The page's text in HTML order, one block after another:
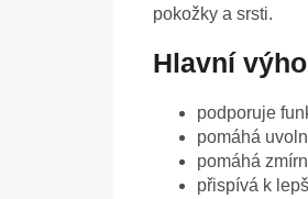
pokožky a srsti.
Hlavní
podporuje
pomáhá
pomáhá
přispívá k